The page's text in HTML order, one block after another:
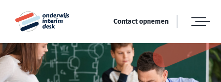
naar
inhoud
Contact opnemen